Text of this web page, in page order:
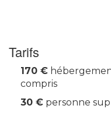
Tarifs
170 €
compris
30 € personne